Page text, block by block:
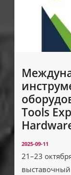
Tools
2025-09-11
21–23